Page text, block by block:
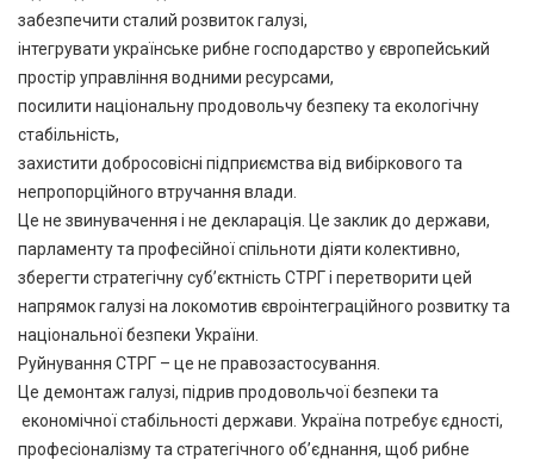
забезпечити сталий розвиток галузі,
інтегрувати українське рибне господарство у європейський
простір управління водними ресурсами,
посилити національну продовольчу безпеку та екологічну
стабільність,
захистити добросовісні підприємства від вибіркового та
непропорційного втручання влади.
Це не звинувачення і не декларація. Це заклик до держави,
парламенту та професійної спільноти діяти колективно,
зберегти стратегічну суб’єктність СТРГ і перетворити цей
напрямок галузі на локомотив євроінтеграційного розвитку та
національної безпеки України.
Руйнування СТРГ – це не правозастосування.
Це демонтаж галузі, підрив продовольчої безпеки та
економічної стабільності держави. Україна потребує єдності,
професіоналізму та стратегічного об’єднання, щоб рибне